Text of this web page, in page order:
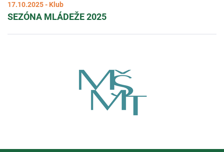
17.10.2025 - Klub
SEZÓNA MLÁDEŽE 2025